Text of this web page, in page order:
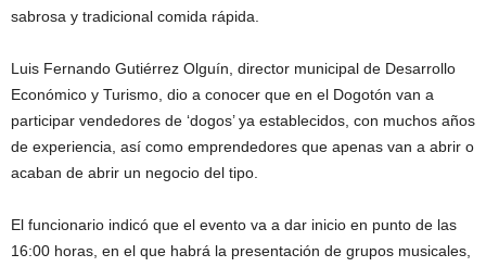
sabrosa y tradicional comida rápida.
Luis Fernando Gutiérrez Olguín, director municipal de Desarrollo
Económico y Turismo, dio a conocer que en el Dogotón van a
participar vendedores de ‘dogos’ ya establecidos, con muchos años
de experiencia, así como emprendedores que apenas van a abrir o
acaban de abrir un negocio del tipo.
El funcionario indicó que el evento va a dar inicio en punto de las
16:00 horas, en el que habrá la presentación de grupos musicales,